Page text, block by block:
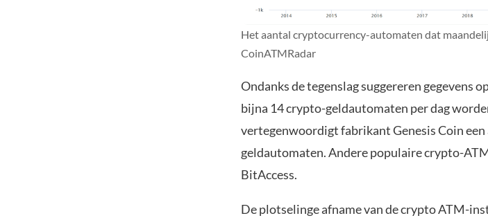
Het aantal cryptocurrency-automaten dat
CoinATMRadar
Ondanks de tegenslag suggereren gegevens
bijna 14 crypto-geldautomaten per dag
vertegenwoordigt fabrikant Genesis Coin een
geldautomaten. Andere populaire crypto-
BitAccess.
De plotselinge afname van de crypto ATM-